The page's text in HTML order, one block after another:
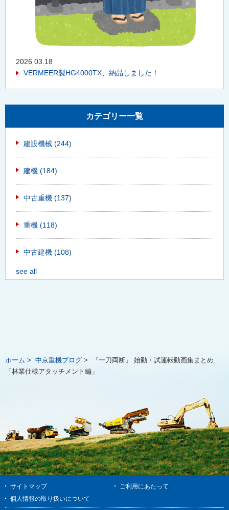
2026 03.18
VERMEER製HG4000TX、納品しました！
カテゴリー一覧
建設機械 (244)
建機 (184)
中古重機 (137)
重機 (118)
中古建機 (108)
see all
ホーム > 中京重機ブログ >
『一刀両断』 始動・試運転動画集まとめ
「林業仕様アタッチメント編」
サイトマップ
ご利用にあたって
個人情報の取り扱いについて